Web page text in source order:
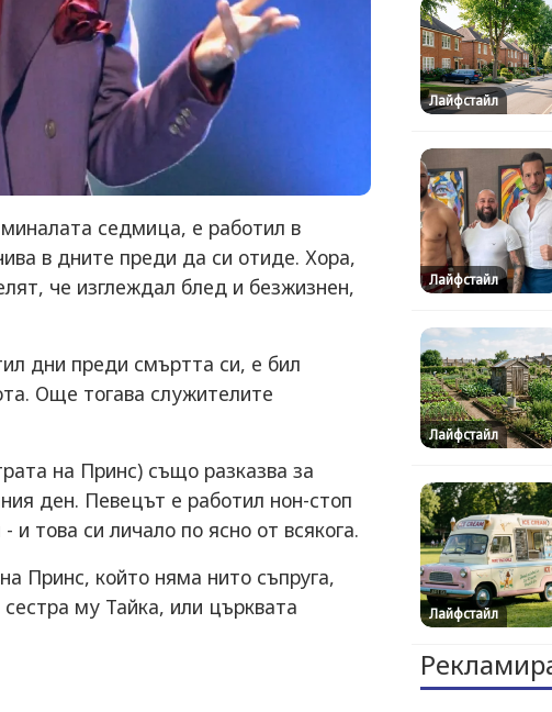
седмица, е работил в
в дните преди да си отиде. Хора,
че изглеждал блед и безжизнен,
дни преди смъртта си, е бил
Още тогава служителите
на Принс) също разказва за
ден. Певецът е работил нон-стоп
това си личало по ясно от всякога.
Принс, който няма нито съпруга,
му Тайка, или църквата
Лайфстайл
Лайфстайл
Лайфстайл
Лайфстайл